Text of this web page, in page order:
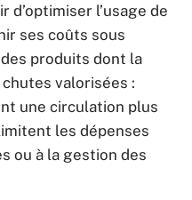
d’optimiser l’usage de
ses coûts sous
produits dont la
valorisées :
une circulation plus
les dépenses
ou à la gestion des